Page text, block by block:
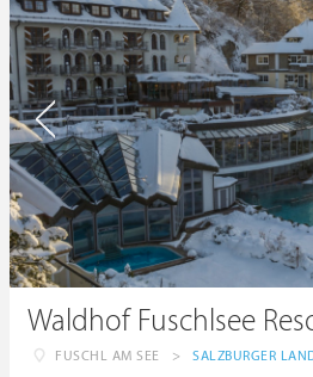
Waldhof Fuschlsee
FUSCHL AM SEE > SALZBURGER